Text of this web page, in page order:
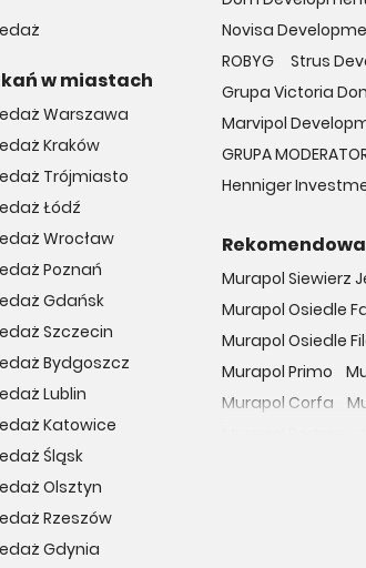
w miastach
Warszawa
Kraków
Trójmiasto
Łódź
Wrocław
Poznań
Gdańsk
Szczecin
Bydgoszcz
Lublin
Katowice
Śląsk
Olsztyn
Rzeszów
Gdynia
Novisa
ROBYG
Strus
Grupa Victoria
Marvipol
GRUPA
Henniger
Murapol Siewierz
Murapol Osiedle
Murapol Osiedle
Murapol Primo
Murapol Corfa